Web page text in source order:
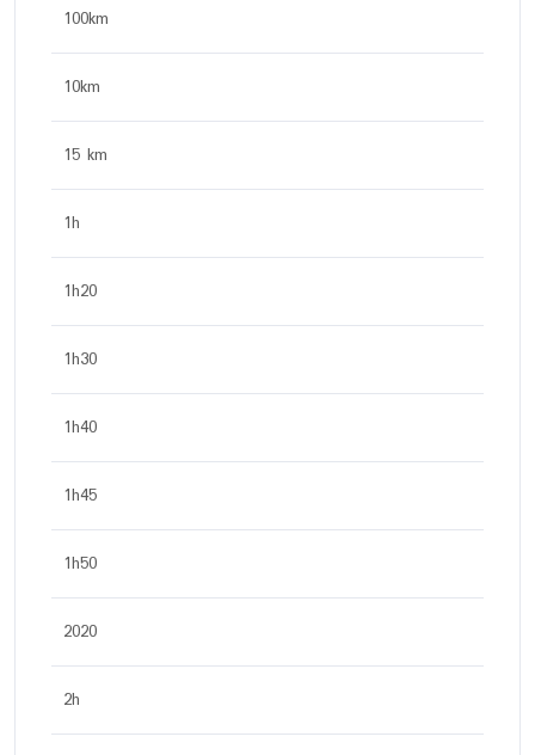
100km
10km
15 km
1h
1h20
1h30
1h40
1h45
1h50
2020
2h